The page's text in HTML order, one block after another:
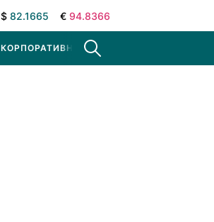
$ 82.1665 € 94.8366
КОРПОРАТИВНЫЕ НОВОСТИ